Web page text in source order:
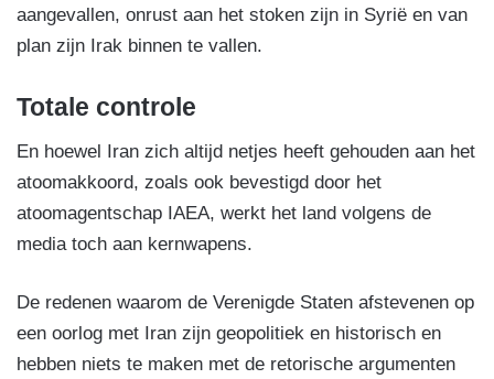
aangevallen, onrust aan het stoken zijn in Syrië en van
plan zijn Irak binnen te vallen.
Totale controle
En hoewel Iran zich altijd netjes heeft gehouden aan het
atoomakkoord, zoals ook bevestigd door het
atoomagentschap IAEA, werkt het land volgens de
media toch aan kernwapens.
De redenen waarom de Verenigde Staten afstevenen op
een oorlog met Iran zijn geopolitiek en historisch en
hebben niets te maken met de retorische argumenten